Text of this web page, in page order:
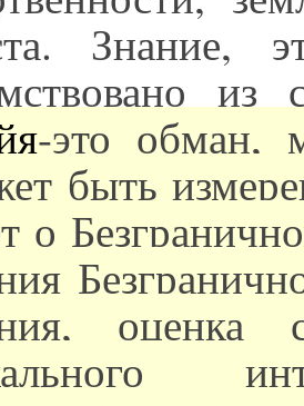
Знание,
из
-это обман,
быть
о
оценка